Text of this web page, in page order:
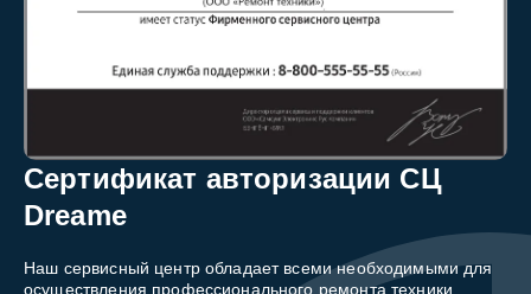
Сертификат авторизации СЦ
Dreame
Наш сервисный центр обладает всеми необходимыми для
осуществления профессионального ремонта техники